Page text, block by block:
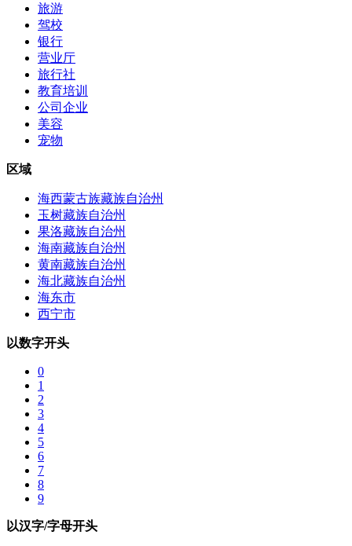
旅游
驾校
银行
营业厅
旅行社
教育培训
公司企业
美容
宠物
区域
海西蒙古族藏族自治州
玉树藏族自治州
果洛藏族自治州
海南藏族自治州
黄南藏族自治州
海北藏族自治州
海东市
西宁市
以数字开头
0
1
2
3
4
5
6
7
8
9
以汉字/字母开头